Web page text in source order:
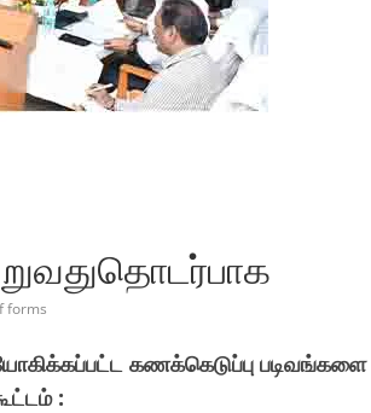
forms
கணக்கெடுப்பு படிவங்களை
: